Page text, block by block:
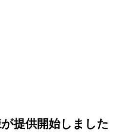
提供開始しました